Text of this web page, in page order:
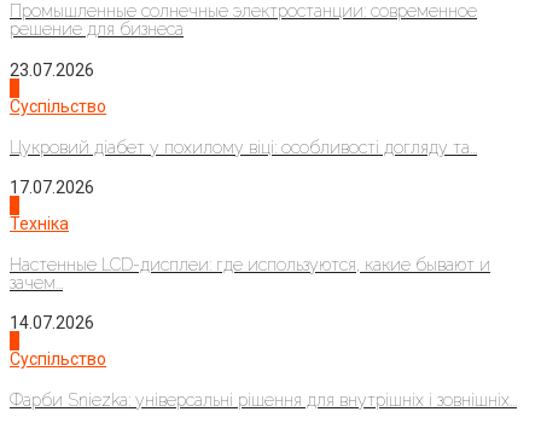
Промышленные солнечные электростанции: современное
решение для бизнеса
23.07.2026
Суспільство
Цукровий діабет у похилому віці: особливості догляду та...
17.07.2026
Техніка
Настенные LCD-дисплеи: где используются, какие бывают и
зачем...
14.07.2026
Суспільство
Фарби Sniezka: універсальні рішення для внутрішніх і зовнішніх...